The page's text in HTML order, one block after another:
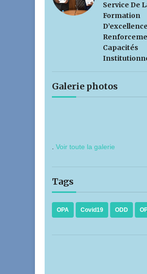
Service De
Formation
Capacités
Galerie photos
Voir toute la galerie
Tags
OPA Covid19 ODD